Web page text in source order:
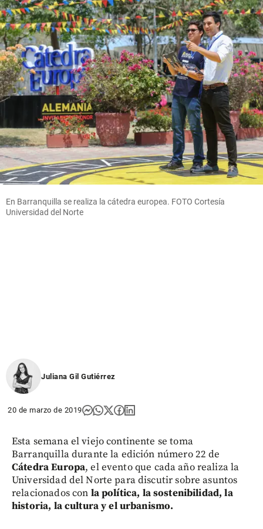
En Barranquilla se realiza la cátedra europea. FOTO Cortesía
Universidad del Norte
Juliana Gil Gutiérrez
20 de marzo de 2019
Esta semana el viejo continente se toma
Barranquilla durante la edición número 22 de
Cátedra Europa, el evento que cada año realiza la
Universidad del Norte para discutir sobre asuntos
relacionados con la política, la sostenibilidad, la
historia, la cultura y el urbanismo.